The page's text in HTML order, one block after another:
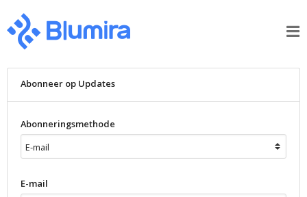
Abonneer op Updates
Abonneringsmethode
E-mail